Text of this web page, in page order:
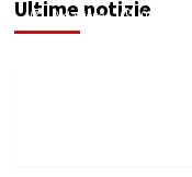
Ultime notizie
Redazione 07/08/2026